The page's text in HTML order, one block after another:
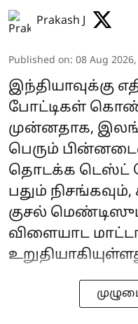
Prakash J
Published on: 08 Aug
இந்தியாவுக்கு
போட்டிகள்
முன்னதாக,
பெரும்
தொடக்க டெஸ்ட்
பதும்
குசல்
விளையாட